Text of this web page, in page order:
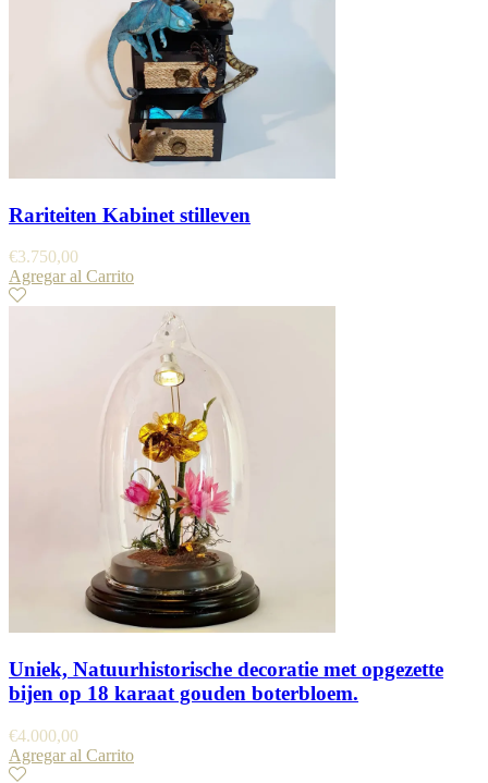
Rariteiten Kabinet stilleven
€3.750,00
Agregar al Carrito
Uniek, Natuurhistorische decoratie met opgezette
bijen op 18 karaat gouden boterbloem.
€4.000,00
Agregar al Carrito